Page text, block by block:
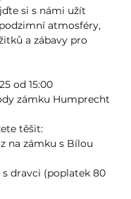
si s námi užít
atmosféry,
a zábavy pro
od 15:00
zámku Humprecht
těšit:
na zámku s Bílou
dravci (poplatek 80